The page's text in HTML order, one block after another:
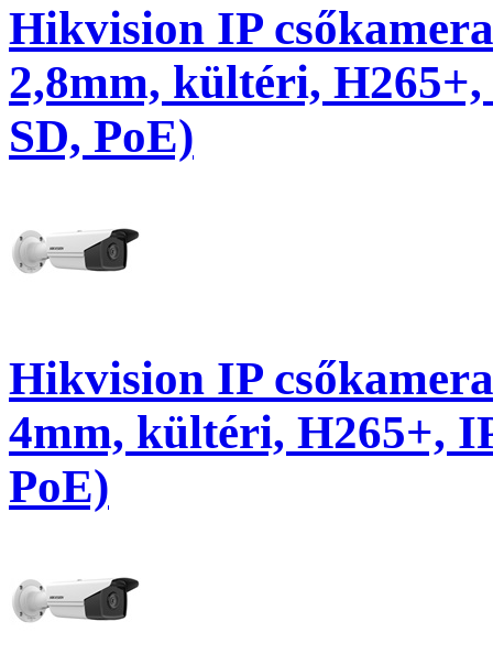
Hikvision IP
2,8mm, kültéri,
SD, PoE)
Hikvision IP
4mm, kültéri, H265+,
PoE)